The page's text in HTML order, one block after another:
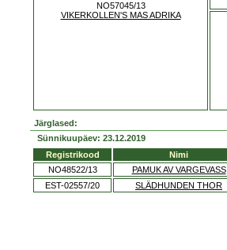
NO57045/13
VIKERKOLLEN'S MAS ADRIKA
Järglased:
Sünnikuupäev: 23.12.2019
Registrikood
Nimi
NO48522/13
PAMUK AV VARGEVASS
EST-02557/20
SLÄDHUNDEN THOR